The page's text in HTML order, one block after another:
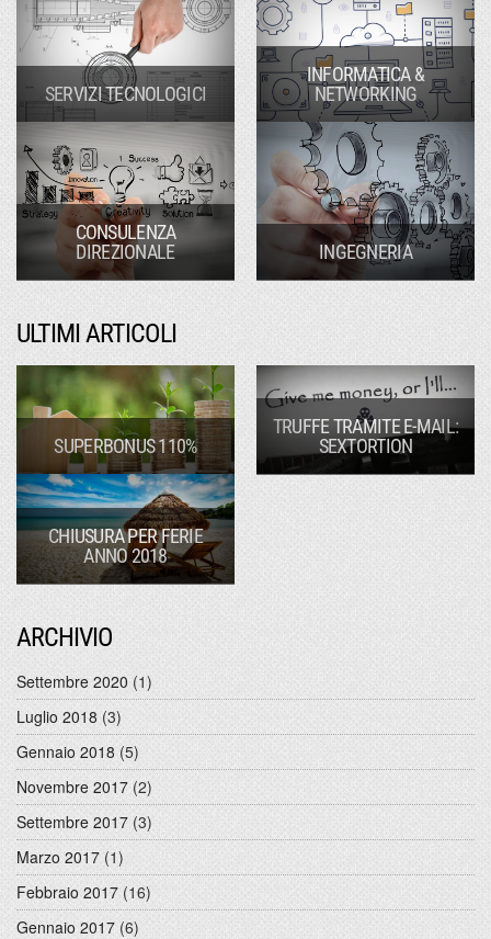
SERVIZI TECNOLOGICI
INFORMATICA &
NETWORKING
CONSULENZA
DIREZIONALE
INGEGNERIA
ULTIMI ARTICOLI
SUPERBONUS 110%
TRUFFE TRAMITE E-MAIL:
SEXTORTION
CHIUSURA PER FERIE
ANNO 2018
ARCHIVIO
Settembre 2020 (1)
Luglio 2018 (3)
Gennaio 2018 (5)
Novembre 2017 (2)
Settembre 2017 (3)
Marzo 2017 (1)
Febbraio 2017 (16)
Gennaio 2017 (6)